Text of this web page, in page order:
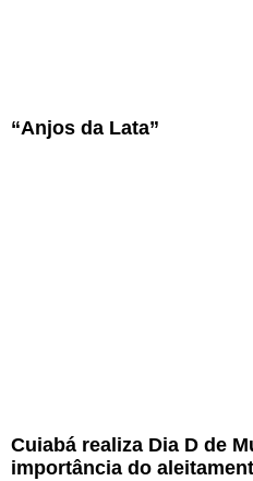
“Anjos da Lata”
Cuiabá realiza Dia D de
importância do